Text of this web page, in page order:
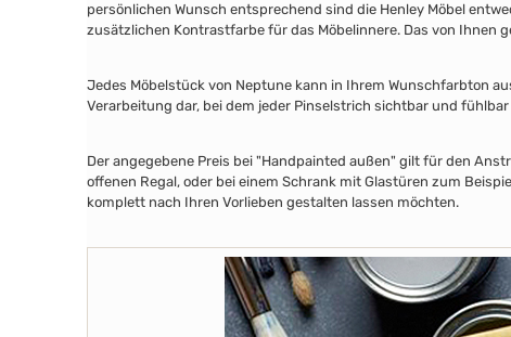
persönlichen Wunsch entsprechend sind die Henley Möbel
zusätzlichen Kontrastfarbe für das Möbelinnere. Das von Ihnen
Jedes Möbelstück von Neptune kann in Ihrem Wunschfarbton
Verarbeitung dar, bei dem jeder Pinselstrich sichtbar und
Der angegebene Preis bei "Handpainted außen" gilt für den
offenen Regal, oder bei einem Schrank mit Glastüren zum
komplett nach Ihren Vorlieben gestalten lassen möchten.